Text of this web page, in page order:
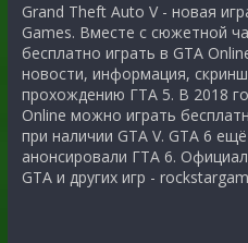
Grand Theft Auto V - новая
Games. Вместе с сюжетной
бесплатно играть в GTA
новости, информация,
прохождению ГТА 5. В 2018
Online можно играть
при наличии GTA V. GTA 6
анонсировали ГТА 6.
GTA и других игр -